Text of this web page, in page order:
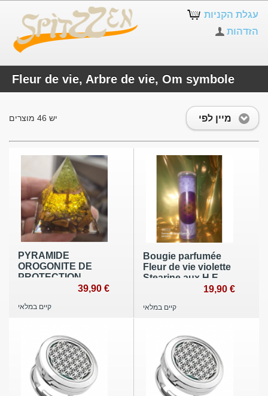
עגלת הקניות
הזדהות
Fleur de vie, Arbre de vie, Om symbole
מיין לפי יש 46 מוצרים
PYRAMIDE
OROGONITE DE
PROTECTION
39,90 €
קיים במלאי
Bougie parfumée
Fleur de vie violette
Stearine aux H.E.
19,90 €
קיים במלאי